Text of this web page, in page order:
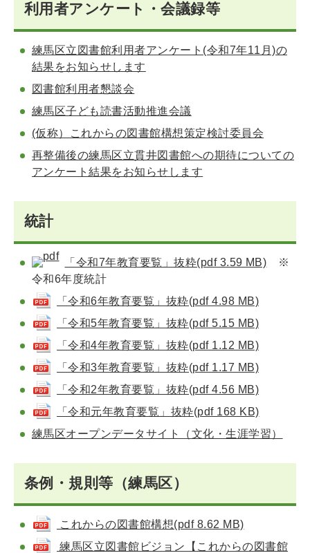
利用者アンケート・会議録等
練馬区立図書館利用者アンケート(令和7年11月)の
結果をお知らせします
図書館利用者懇談会
練馬区子ども読書活動推進会議
(仮称）これからの図書館構想策定検討委員会
再整備後の練馬区立貫井図書館への期待についての
アンケート結果をお知らせします
統計
「令和7年教育要覧」抜粋(pdf 3.59 MB) ※
令和6年度統計
「令和6年教育要覧」抜粋(pdf 4.98 MB)
「令和5年教育要覧」抜粋(pdf 5.15 MB)
「令和4年教育要覧」抜粋(pdf 1.12 MB)
「令和3年教育要覧」抜粋(pdf 1.17 MB)
「令和2年教育要覧」抜粋(pdf 4.56 MB)
「令和元年教育要覧」抜粋(pdf 168 KB)
練馬区オープンデータサイト（文化・生涯学習）
条例・規則等（練馬区）
これからの図書館構想(pdf 8.62 MB)
練馬区立図書館ビジョン【これからの図書館